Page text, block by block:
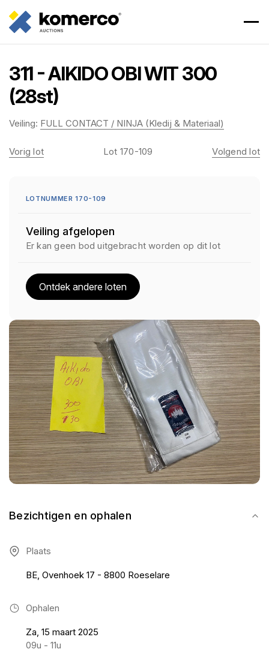
311 - AIKIDO OBI WIT 300
(28st)
Veiling: FULL CONTACT / NINJA (Kledij & Materiaal)
Bezichtigen en ophalen
Plaats
BE, Ovenhoek 17 - 8800 Roeselare
Ophalen
Za, 15 maart 2025
09u - 11u
Vorig lot Lot 170-109 Volgend lot
LOTNUMMER 170-109
Veiling afgelopen
Er kan geen bod uitgebracht worden op dit lot
Ontdek andere loten